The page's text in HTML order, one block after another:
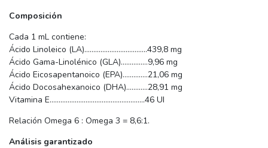
Composición
Cada 1 mL contiene:
Ácido Linoleico (LA)……………………………..439,8 mg
Ácido Gama-Linolénico (GLA)……………9,96 mg
Ácido Eicosapentanoico (EPA)…………..21,06 mg
Ácido Docosahexanoico (DHA)…………28,91 mg
Vitamina E……………………………………………..46 UI
Relación Omega 6 : Omega 3 = 8,6:1.
Análisis garantizado